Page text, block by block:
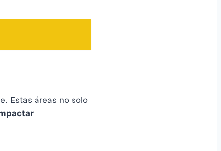
Estas áreas no solo